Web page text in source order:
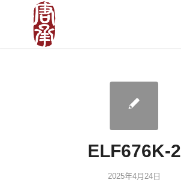
ELF676K-2
2025年4月24日